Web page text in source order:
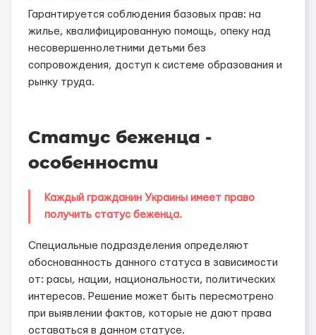
Гарантируется соблюдения базовых прав: на
жилье, квалифицированную помощь, опеку над
несовершеннолетними детьми без
сопровождения, доступ к системе образования и
рынку труда.
Статус беженца -
особенности
Каждый гражданин Украины имеет право
получить статус беженца.
Специальные подразделения определяют
обоснованность данного статуса в зависимости
от: расы, нации, национальности, политических
интересов. Решение может быть пересмотрено
при выявлении фактов, которые не дают права
оставаться в данном статусе.